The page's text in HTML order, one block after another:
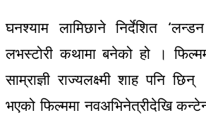
घनश्याम लामिछाने निर्देशित
लभस्टोरी कथामा बनेको हो ।
साम्राज्ञी राज्यलक्ष्मी शाह पनि
भएको फिल्ममा नवअभिनेत्रीदेखि